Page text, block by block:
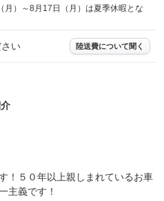
）～8月17日（月）は夏季休暇とな
い 陸送費について聞く
！５０年以上親しまれているお車
主義です！